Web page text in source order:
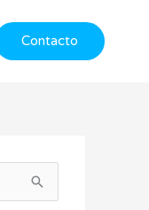
Contacto